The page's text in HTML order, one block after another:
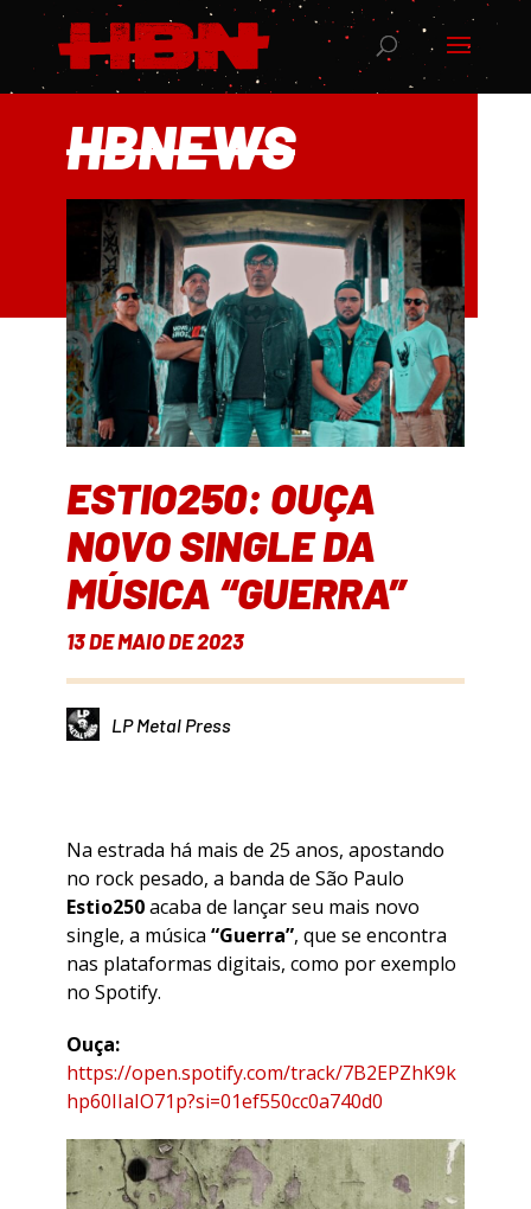
HBNEWS
ESTIO250: OUÇA
NOVO SINGLE DA
MÚSICA “GUERRA”
13 DE MAIO DE 2023
LP Metal Press
Na estrada há mais de 25 anos, apostando
no rock pesado, a banda de São Paulo
Estio250acaba de lançar seu mais novo
single, a música “Guerra”, que se encontra
nas plataformas digitais, como por exemplo
no Spotify.
Ouça:
https://open.spotify.com/track/7B2EPZhK9k
hp60IIaIO71p?si=01ef550cc0a740d0